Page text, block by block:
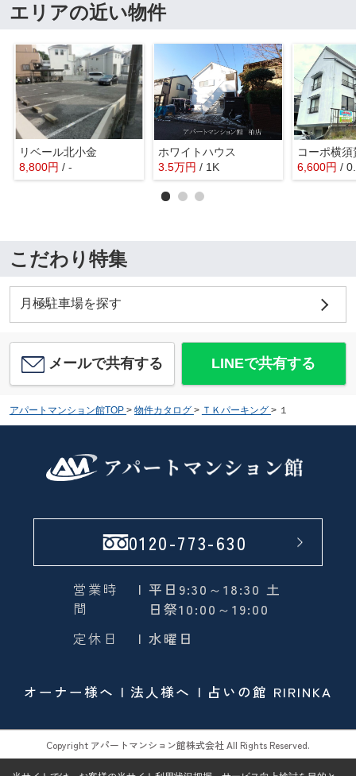
エリアの近い物件
リベール北小金
8,800円 / -
ホワイトハウス
3.5万円 / 1K 6,600円 /
こだわり特集
月極駐車場を探す
メールで共有する LINEで共有する
アパートマンション館TOP > 物件カタログ > ＴＫパーキング > １
0120-773-630
営業時
間
| 平日9:30～18:30 土
日祭10:00～19:00
定休日
| 水曜日
オーナー様へ 法人様へ 占いの館 RIRINKA
Copyright アパートマンション館株式会社 All Rights Reserved.